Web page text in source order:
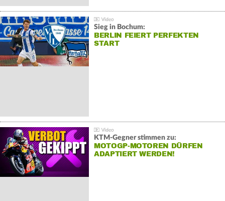
Sieg in Bochum:
BERLIN FEIERT PERFEKTEN
START
KTM-Gegner stimmen zu:
MOTOGP-MOTOREN DÜRFEN
ADAPTIERT WERDEN!